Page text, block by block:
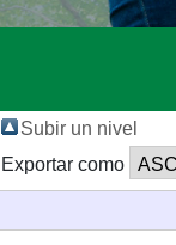
Subir un nivel
Exportar como